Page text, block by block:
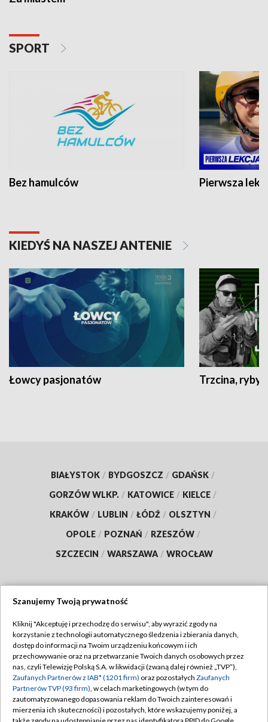
SPORT
Bez hamulców Pierwsza
KIEDYŚ NA NASZEJ ANTENIE
Łowcy pasjonatów Trzcina, ryby
BIAŁYSTOK / BYDGOSZCZ / GDAŃSK /
GORZÓW WLKP. / KATOWICE / KIELCE /
KRAKÓW / LUBLIN / ŁÓDŹ / OLSZTYN /
OPOLE / POZNAŃ / RZESZÓW /
SZCZECIN / WARSZAWA / WROCŁAW
TVP
Abonament TVP
Emisja w TVP
Centrum informacji TVP
Naziemna Telewizja Cyfrowa
Regulamin TVP
Polityka prywatności
Moje zgody
Pomoc
Szanujemy Twoją prywatność
Kliknij "Akceptuję i przechodzę do serwisu", aby wyrazić zgody na
korzystanie z technologii automatycznego śledzenia i zbierania danych,
dostęp do informacji na Twoim urządzeniu końcowym i ich
przechowywanie oraz na przetwarzanie Twoich danych osobowych przez
nas, czyli Telewizję Polską S.A. w likwidacji (zwaną dalej również „TVP”),
Zaufanych Partnerów z IAB* (1201 firm) oraz pozostałych Zaufanych
Partnerów TVP (93 firm), w celach marketingowych (w tym do
zautomatyzowanego dopasowania reklam do Twoich zainteresowań i
mierzenia ich skuteczności) i pozostałych, które wskazujemy poniżej, a